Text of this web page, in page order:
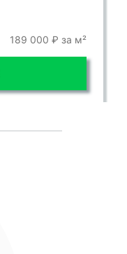
189 000 ₽ за м²